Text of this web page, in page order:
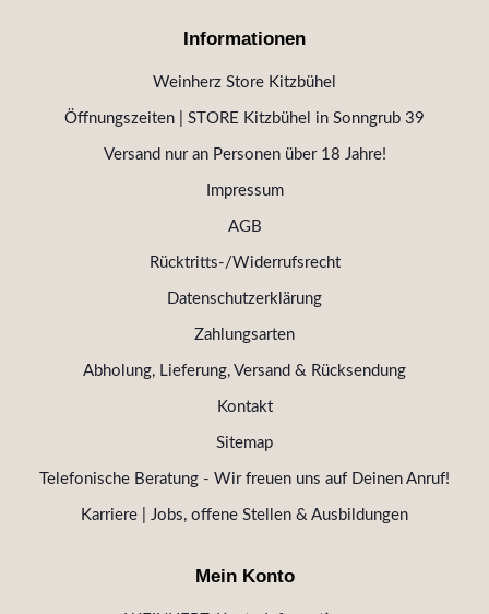
Informationen
Weinherz Store Kitzbühel
Öffnungszeiten | STORE Kitzbühel in Sonngrub 39
Versand nur an Personen über 18 Jahre!
Impressum
AGB
Rücktritts-/Widerrufsrecht
Datenschutzerklärung
Zahlungsarten
Abholung, Lieferung, Versand & Rücksendung
Kontakt
Sitemap
Telefonische Beratung - Wir freuen uns auf Deinen Anruf!
Karriere | Jobs, offene Stellen & Ausbildungen
Mein Konto